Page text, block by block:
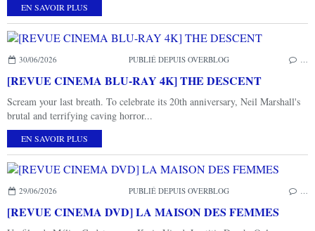
EN SAVOIR PLUS
30/06/2026 PUBLIÉ DEPUIS OVERBLOG
[REVUE CINEMA BLU-RAY 4K] THE DESCENT
Scream your last breath. To celebrate its 20th anniversary, Neil Marshall's
brutal and terrifying caving horror...
EN SAVOIR PLUS
29/06/2026 PUBLIÉ DEPUIS OVERBLOG
[REVUE CINEMA DVD] LA MAISON DES FEMMES